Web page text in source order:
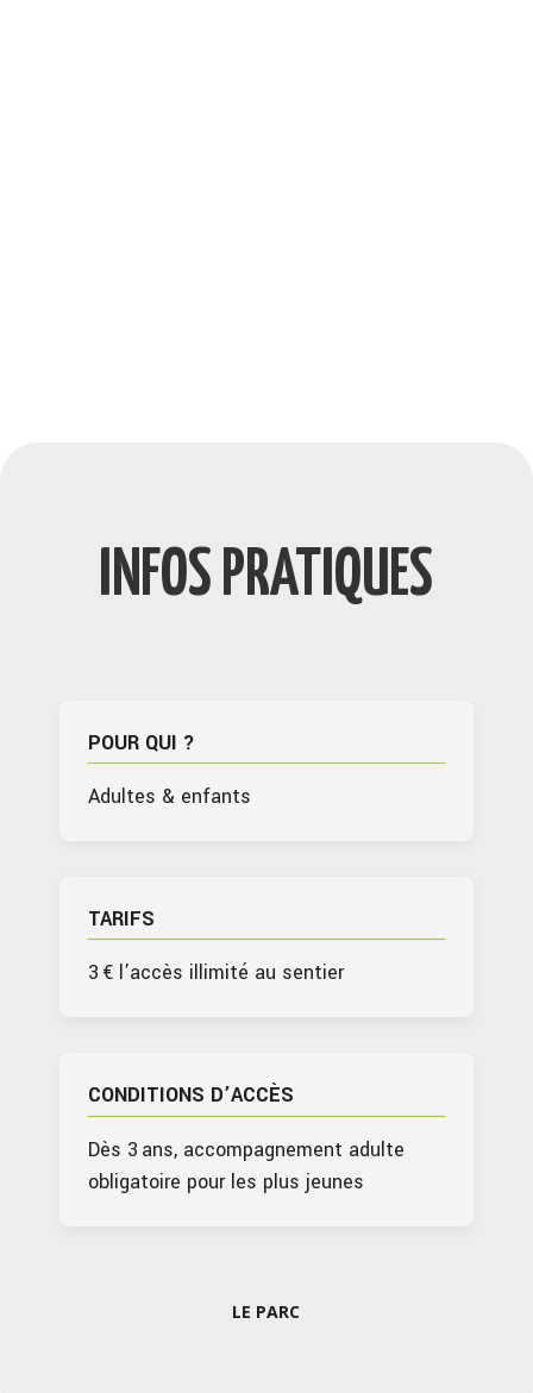
INFOS PRATIQUES
POUR QUI ?
Adultes & enfants
TARIFS
3 € l’accès illimité au sentier
CONDITIONS D’ACCÈS
Dès 3 ans, accompagnement adulte
obligatoire pour les plus jeunes
LE PARC